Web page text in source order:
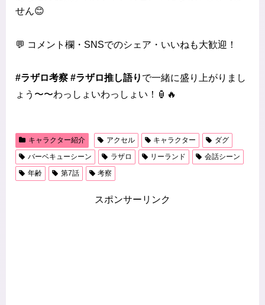
せん😊
💬 コメント欄・SNSでのシェア・いいねも大歓迎！
#ラザロ考察 #ラザロ推し語り で一緒に盛り上がりまし
ょう〜〜わっしょいわっしょい！🏮🔥
キャラクター紹介 アクセル キャラクター
ダグ
バーベキューシーン
ラザロ リーランド
会話シーン
年齢
第7話 考察
スポンサーリンク